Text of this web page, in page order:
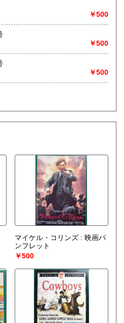
￥500
￥500
￥500
マイケル・コリンズ : 映画パ
ンフレット
￥500